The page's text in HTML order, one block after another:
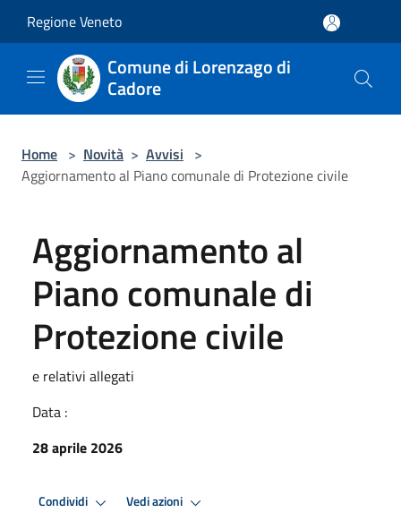
Regione Veneto
Comune di Lorenzago di
Cadore
Home > Novità > Avvisi >
Aggiornamento al Piano comunale di Protezione civile
Aggiornamento al
Piano comunale di
Protezione civile
e relativi allegati
Data :
28 aprile 2026
Condividi Vedi azioni